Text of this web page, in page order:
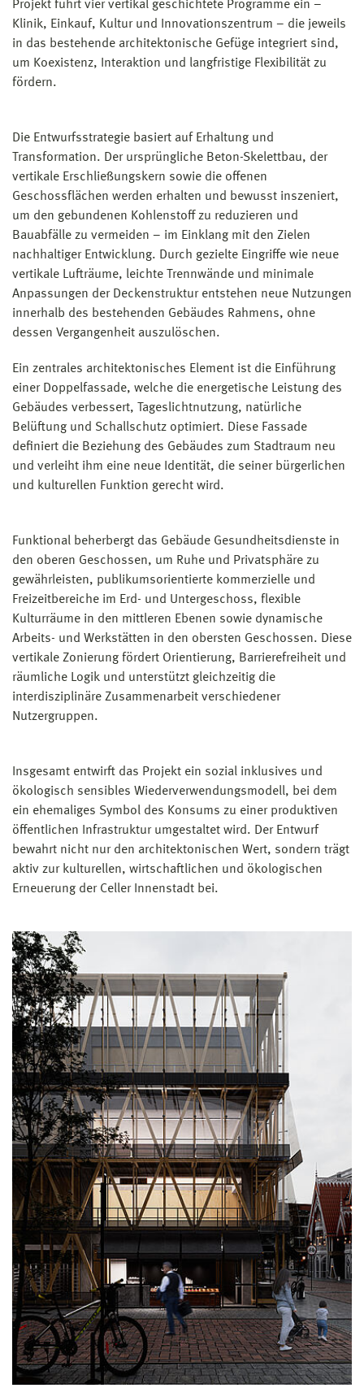
Projekt führt vier vertikal geschichtete Programme ein –
Klinik, Einkauf, Kultur und Innovationszentrum – die jeweils
in das bestehende architektonische Gefüge integriert sind,
um Koexistenz, Interaktion und langfristige Flexibilität zu
fördern.
Die Entwurfsstrategie basiert auf Erhaltung und
Transformation. Der ursprüngliche Beton-Skelettbau, der
vertikale Erschließungskern sowie die offenen
Geschossflächen werden erhalten und bewusst inszeniert,
um den gebundenen Kohlenstoff zu reduzieren und
Bauabfälle zu vermeiden – im Einklang mit den Zielen
nachhaltiger Entwicklung. Durch gezielte Eingriffe wie neue
vertikale Lufträume, leichte Trennwände und minimale
Anpassungen der Deckenstruktur entstehen neue Nutzungen
innerhalb des bestehenden Gebäudes Rahmens, ohne
dessen Vergangenheit auszulöschen.
Ein zentrales architektonisches Element ist die Einführung
einer Doppelfassade, welche die energetische Leistung des
Gebäudes verbessert, Tageslichtnutzung, natürliche
Belüftung und Schallschutz optimiert. Diese Fassade
definiert die Beziehung des Gebäudes zum Stadtraum neu
und verleiht ihm eine neue Identität, die seiner bürgerlichen
und kulturellen Funktion gerecht wird.
Funktional beherbergt das Gebäude Gesundheitsdienste in
den oberen Geschossen, um Ruhe und Privatsphäre zu
gewährleisten, publikumsorientierte kommerzielle und
Freizeitbereiche im Erd- und Untergeschoss, flexible
Kulturräume in den mittleren Ebenen sowie dynamische
Arbeits- und Werkstätten in den obersten Geschossen. Diese
vertikale Zonierung fördert Orientierung, Barrierefreiheit und
räumliche Logik und unterstützt gleichzeitig die
interdisziplinäre Zusammenarbeit verschiedener
Nutzergruppen.
Insgesamt entwirft das Projekt ein sozial inklusives und
ökologisch sensibles Wiederverwendungsmodell, bei dem
ein ehemaliges Symbol des Konsums zu einer produktiven
öffentlichen Infrastruktur umgestaltet wird. Der Entwurf
bewahrt nicht nur den architektonischen Wert, sondern trägt
aktiv zur kulturellen, wirtschaftlichen und ökologischen
Erneuerung der Celler Innenstadt bei.